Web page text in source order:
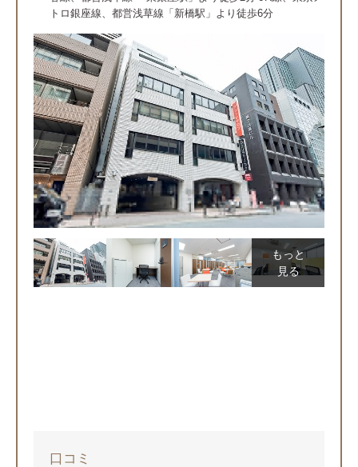
トロ銀座線、都営浅草線「新橋駅」より徒歩6分
もっと
見る
口コミ